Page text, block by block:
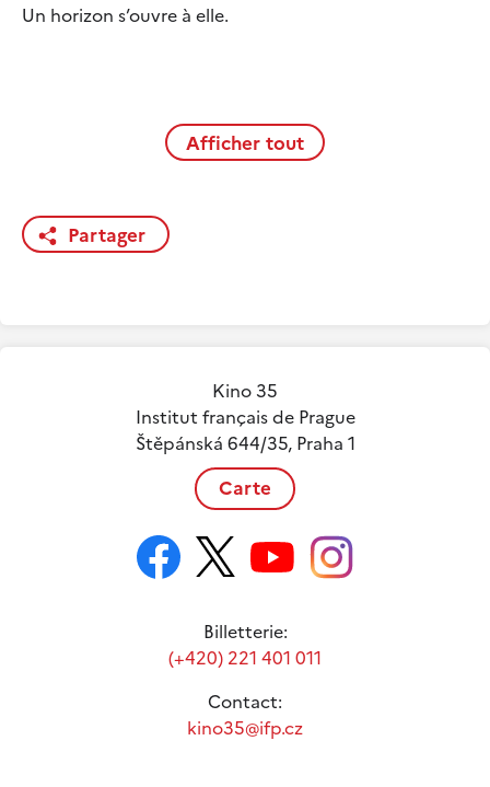
Un horizon s’ouvre à elle.
Afficher tout
Partager
Kino 35
Institut français de Prague
Štěpánská 644/35, Praha 1
Carte
Billetterie:
(+420) 221 401 011
Contact:
kino35@ifp.cz